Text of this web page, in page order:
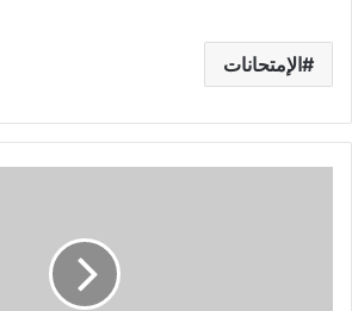
الإمتحانات